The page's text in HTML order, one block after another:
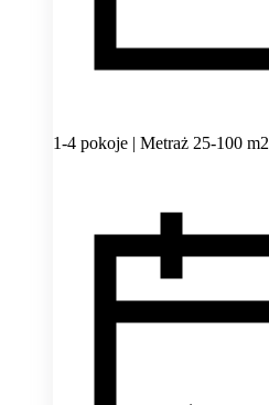
1-4 pokoje | Metraż 25-100 m2